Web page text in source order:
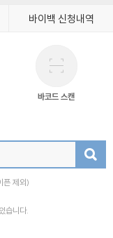
바이백 신청내역
바코드 스캔
픈 제외)
습니다.